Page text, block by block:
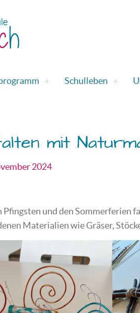
Schulleben
mit
2024
Pfingsten und den Sommerferien
Materialien wie Gräser,